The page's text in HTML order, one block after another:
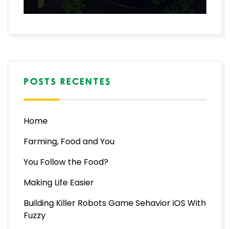
POSTS RECENTES
Home
Farming, Food and You
You Follow the Food?
Making Life Easier
Building Killer Robots Game Sehavior iOS With
Fuzzy